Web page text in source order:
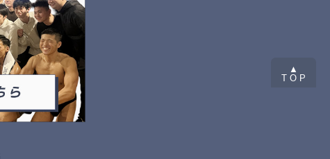
▲
T O P